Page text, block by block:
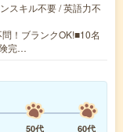
スキル不要 / 英語力不
！ブランクOK!■10名
完…
50代
60代